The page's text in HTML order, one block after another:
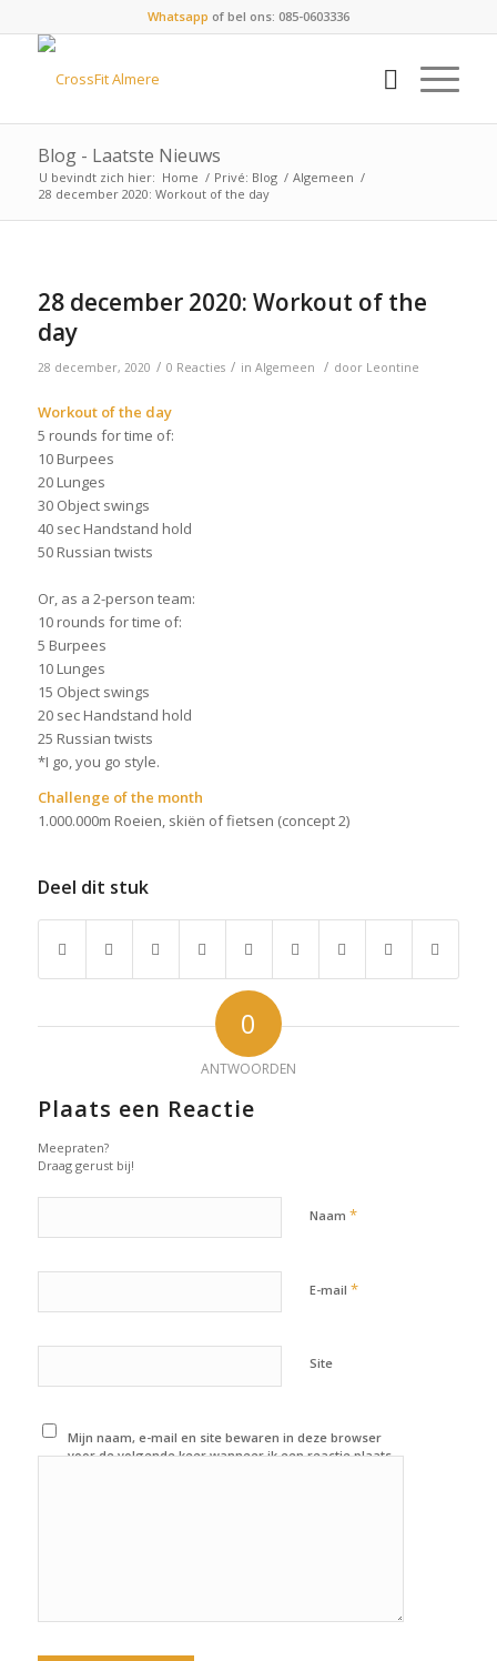
Whatsapp of bel ons: 085-0603336
Blog - Laatste Nieuws
U bevindt zich hier: Home / Privé: Blog / Algemeen /
28 december 2020: Workout of the day
28 december 2020: Workout of the
day
28 december, 2020 / 0 Reacties / in Algemeen / door Leontine
Workout of the day
5 rounds for time of:
10 Burpees
20 Lunges
30 Object swings
40 sec Handstand hold
50 Russian twists
Or, as a 2-person team:
10 rounds for time of:
5 Burpees
10 Lunges
15 Object swings
20 sec Handstand hold
25 Russian twists
*I go, you go style.
Challenge of the month
1.000.000m Roeien, skiën of fietsen (concept 2)
Deel dit stuk
0
ANTWOORDEN
Plaats een Reactie
Meepraten?
Draag gerust bij!
Naam *
E-mail *
Site
Mijn naam, e-mail en site bewaren in deze browser
voor de volgende keer wanneer ik een reactie plaats.